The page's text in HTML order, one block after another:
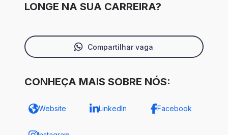
LONGE NA SUA CARREIRA?
Compartilhar vaga
CONHEÇA MAIS SOBRE NÓS:
Website LinkedIn Facebook